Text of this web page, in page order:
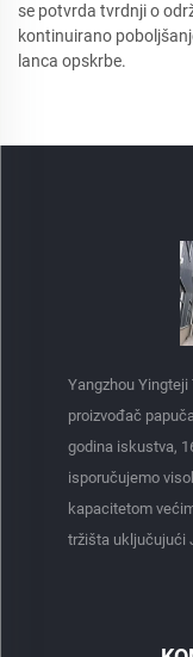
se potvrda tvrdnji o
kontinuirano
lanca opskrbe.
Yangzhou
proizvođač
godina iskustva,
isporučujemo
kapacitetom
tržišta uključujući